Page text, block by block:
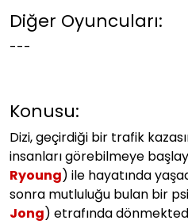
Diğer Oyuncuları:
---
Konusu:
Dizi, geçirdiği bir trafik
insanları görebilmeye
Ryoung) ile hayatında
sonra mutluluğu bulan bir
Jong) etrafında